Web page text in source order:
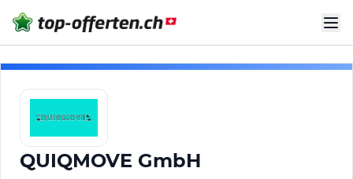
QUIQMOVE GmbH